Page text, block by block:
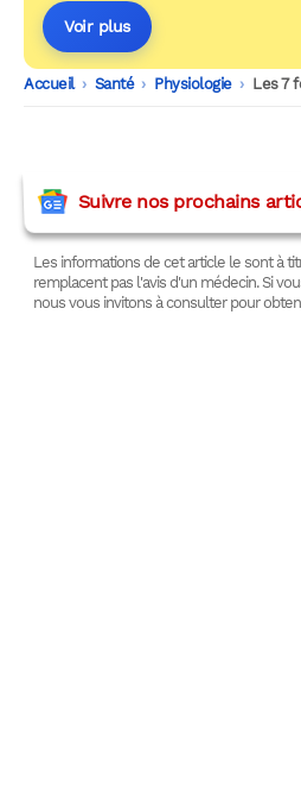
Voir plus
Accueil -
Santé -
Physiologie -
Les 7
Suivre nos prochains
Les informations de cet article le sont à
remplacent pas l'avis d'un médecin. Si
nous vous invitons à consulter pour